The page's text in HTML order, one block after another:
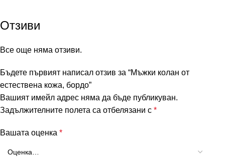
Отзиви
Все още няма отзиви.
Бъдете първият написал отзив за “Мъжки колан от
естествена кожа, бордо”
Вашият имейл адрес няма да бъде публикуван.
Задължителните полета са отбелязани с*
Вашата оценка*